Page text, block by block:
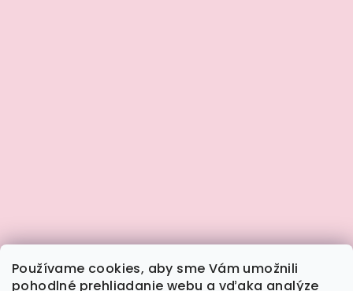
Používame cookies, aby sme Vám umožnili
pohodlné prehliadanie webu a vďaka analýze